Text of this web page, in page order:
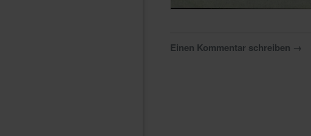
Einen Kommentar schreiben →